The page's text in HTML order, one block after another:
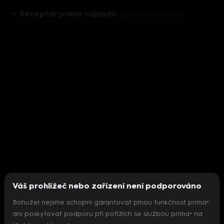
Receptář prima nápadů
Nepodařilo se inicializovat přehrávač
Váš prohlížeč nebo zařízení není podporováno
Bohužel nejsme schopni garantovat plnou funkčnost prima+
ani poskytovat podporu při potížích se službou prima+ na